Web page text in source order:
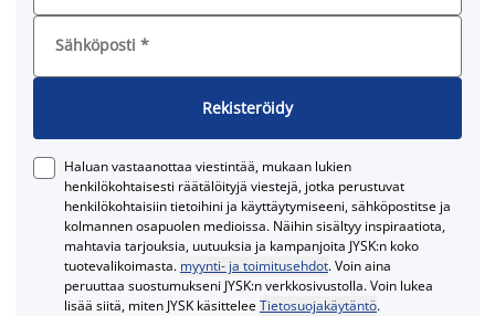
Sähköposti *
Rekisteröidy
Haluan vastaanottaa viestintää, mukaan lukien
henkilökohtaisesti räätälöityjä viestejä, jotka perustuvat
henkilökohtaisiin tietoihini ja käyttäytymiseeni, sähköpostitse ja
kolmannen osapuolen medioissa. Näihin sisältyy inspiraatiota,
mahtavia tarjouksia, uutuuksia ja kampanjoita JYSK:n koko
tuotevalikoimasta. myynti- ja toimitusehdot. Voin aina
peruuttaa suostumukseni JYSK:n verkkosivustolla. Voin lukea
lisää siitä, miten JYSK käsitteleeTietosuojakäytäntö.